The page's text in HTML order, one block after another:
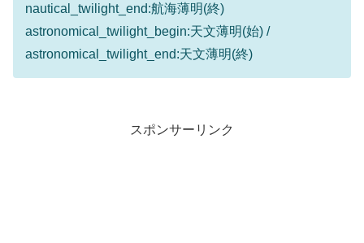
nautical_twilight_end:航海薄明(終)
astronomical_twilight_begin:天文薄明(始) /
astronomical_twilight_end:天文薄明(終)
スポンサーリンク